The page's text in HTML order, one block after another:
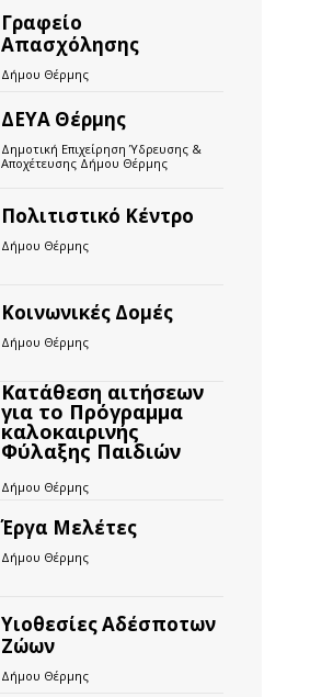
Γραφείο
Απασχόλησης
Δήμου Θέρμης
ΔΕΥΑ Θέρμης
Δημοτική Επιχείρηση Ύδρευσης &
Αποχέτευσης Δήμου Θέρμης
Πολιτιστικό Κέντρο
Δήμου Θέρμης
Κοινωνικές Δομές
Δήμου Θέρμης
Κατάθεση αιτήσεων
για το Πρόγραμμα
καλοκαιρινής
Φύλαξης Παιδιών
Δήμου Θέρμης
Έργα Μελέτες
Δήμου Θέρμης
Υιοθεσίες Αδέσποτων
Ζώων
Δήμου Θέρμης